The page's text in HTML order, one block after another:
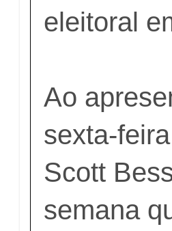
eleitoral
Ao
sexta-
Scott
semana